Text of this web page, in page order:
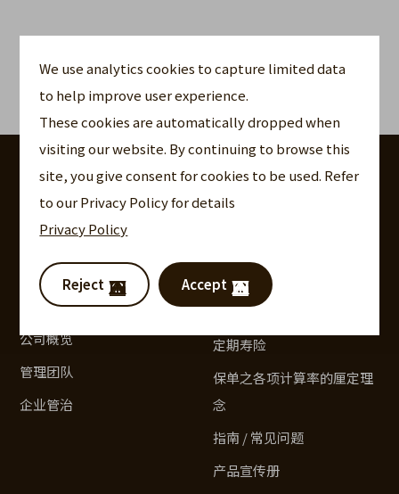
我们的价值观
We use analytics cookies to capture limited data
to help improve user experience.
These cookies are automatically dropped when
visiting our website. By continuing to browse this
site, you give consent for cookies to be used. Refer
to our Privacy Policy for details
Privacy Policy
Reject Accept
关于我们
历史传承与里程碑
（ESG）
全球保险集团
公司概览
管理团队
企业管治
我们的保险解决方案
变额万能寿险
指数型储蓄
万能寿险
定期寿险
保单之各项计算率的厘定理
念
指南 / 常见问题
产品宣传册